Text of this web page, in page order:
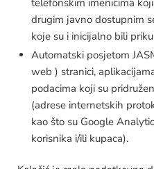
telefonskim imenicima
drugim javno dostupnim
koje su i inicijalno bili
Automatski posjetom
web ) stranici,
podacima koji su
(adrese internetskih
kao što su Google
korisnika i/ili kupaca).